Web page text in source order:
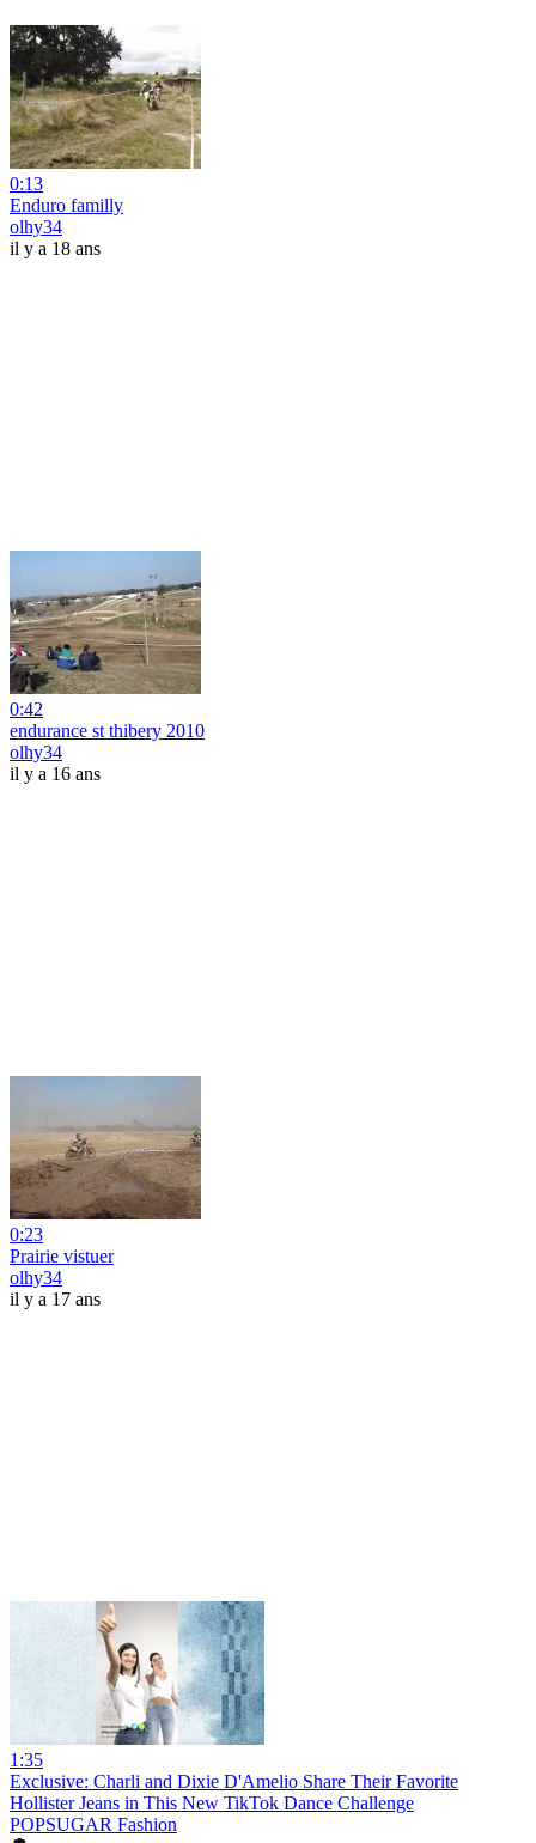
0:13
Enduro familly
olhy34
il y a 18 ans
0:42
endurance st thibery 2010
olhy34
il y a 16 ans
0:23
Prairie vistuer
olhy34
il y a 17 ans
1:35
Exclusive: Charli and Dixie D'Amelio Share Their Favorite
Hollister Jeans in This New TikTok Dance Challenge
POPSUGAR Fashion